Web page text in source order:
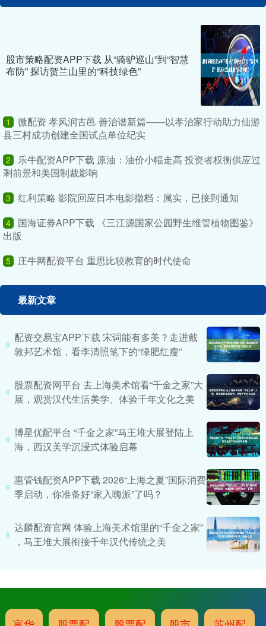
股市策略配资APP下载 从“骑驴巡山”到“智慧
布防” 探访贺兰山里的“科技绿色”
1
微配资 孝风润古邑 善治谱新篇——以孝治家行动助力仙游
县三村成功创建全国试点单位纪实
2
乐牛配资APP下载 原油：油价小幅走高 投资者权衡供应过
剩前景和美国制裁影响
3 红利策略 影院回应日本电影撤档：属实，已接到通知
4
国海证券APP下载 《三江源国家公园野生维管植物图鉴》
出版
5 庄牛网配资平台 重思比较教育的时代使命
最新文章
配资交易宝APP下载 宋词能有多美？走进戴
敦邦艺术馆，看李清照笔下的“绿肥红瘦”
股票配资网平台 去上海美术馆看“千金之家”大
展，观赏汉代生活美学、体验千年文化之美
博星优配平台 “千金之家”马王堆大展登陆上
海，西汉美学沉浸式体验启幕
惠管钱配资APP下载 2026“上海之夏”国际消费
季启动，你准备好“家入嗨派”了吗？
达麟配资官网 体验上海美术馆里的“千金之家”
，马王堆大展衔接千年汉代传统之美